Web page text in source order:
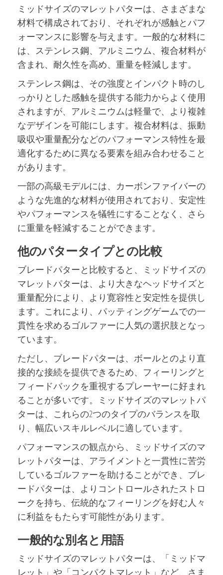
ミッドサイズのマレットパターは、さまざまな
材料で構成されており、それぞれが感触とパフ
ォーマンスに影響を与えます。一般的な材料に
は、ステンレス鋼、アルミニウム、複合材料が
含まれ、耐久性を高め、重量を軽減します。
ステンレス鋼は、その強度とインパクト時のし
っかりとした感触を提供する能力からよく使用
されますが、アルミニウムは軽量で、より複雑
なデザインを可能にします。複合材料は、振動
吸収や重量配分などのパフォーマンス特性を最
適化するために異なる要素を組み合わせること
があります。
一部の高級モデルには、カーボンファイバーの
ような先進的な材料が使用されており、安定性
やパフォーマンスを犠牲にすることなく、さら
に重量を軽減することができます。
他のパタータイプとの比較
ブレードパターと比較すると、ミッドサイズの
マレットパターは、より大きなヘッドサイズと
重量配分により、より寛容性と安定性を提供し
ます。これにより、パッティングゲームでの一
貫性を求めるゴルファーに人気の選択肢となっ
ています。
ただし、ブレードパターは、ボールとのより直
接的な接続を提供できるため、フィーリングと
フィードバックを重視するプレーヤーに好まれ
ることが多いです。ミッドサイズのマレットパ
ターは、これらの2つのタイプのバランスを取
り、幅広いスキルレベルに適しています。
パフォーマンスの観点から、ミッドサイズのマ
レットパターは、アライメントと一貫性に苦労
しているゴルファーを助けることができ、ブレ
ードパターは、よりコントロールされたストロ
ークを持ち、伝統的なフィーリングを好む人々
に利益をもたらす可能性があります。
一般的な別名と用語
ミッドサイズのマレットパターは、「ミッドマ
レット」や「コンパクトマレット」など、さま